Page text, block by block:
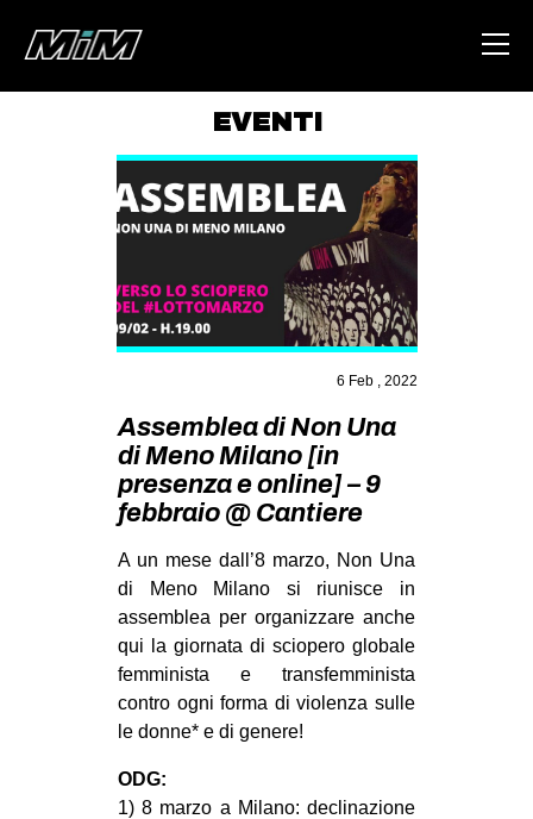
ABOUT
DEGENERAZIONE
GAZA FREESTYLE
CSOA LAMBRETTA
MSM
STUDENTI TSUNAMI
ZAM
MOBILITAZIONI
SPAZI
SPORT POPOLARE
ANTIFASCISMO
EVENTI
6 Feb , 2022
Assemblea di Non Una
di Meno Milano [in
presenza e online] – 9
febbraio @ Cantiere
A un mese dall’8 marzo, Non Una
di Meno Milano si riunisce in
assemblea per organizzare anche
qui la giornata di sciopero globale
femminista e transfemminista
contro ogni forma di violenza sulle
le donne* e di genere!
ODG:
1) 8 marzo a Milano: declinazione